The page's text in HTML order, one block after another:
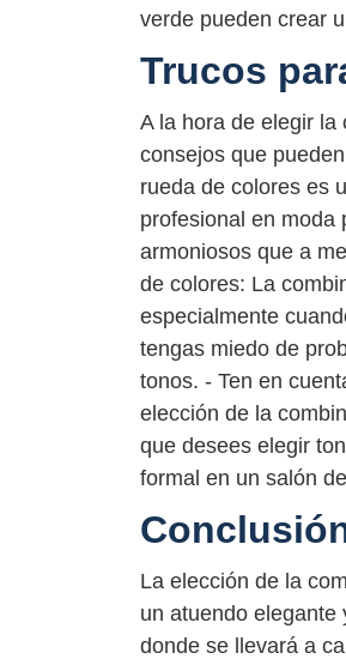
verde pueden crear
Trucos
A la hora de elegir la
consejos que
rueda de colores es
profesional en moda
armoniosos que a
de colores: La
especialmente
tengas miedo de
tonos. - Ten en
elección de la
que desees elegir
formal en un salón
La elección de la
un atuendo elegante
donde se llevará a